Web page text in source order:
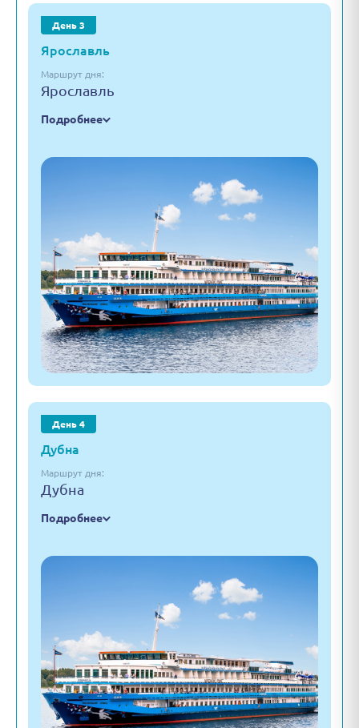
День 3
Ярославль
Маршрут дня:
Ярославль
Подробнее
День 4
Дубна
Маршрут дня:
Дубна
Подробнее